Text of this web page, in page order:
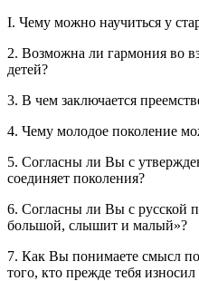
I. Чему можно научиться у
2. Возможна ли гармония во
детей?
3. В чем заключается
4. Чему молодое поколение
5. Согласны ли Вы с
соединяет поколения?
6. Согласны ли Вы с русской
большой, слышит и малый»?
7. Как Вы понимаете смысл
того, кто прежде тебя